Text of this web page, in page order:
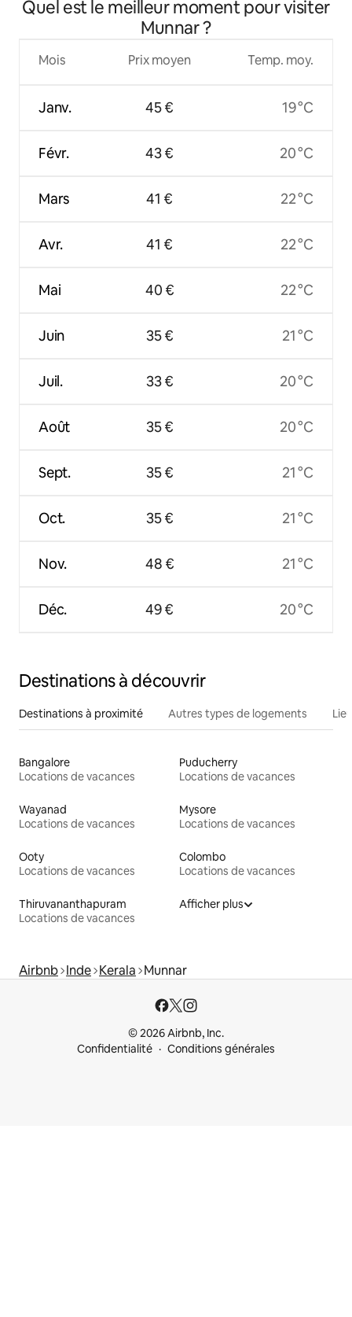
Quel est le meilleur moment pour visiter
Munnar ?
Mois
Janv.
Févr.
Mars
Avr.
Mai
Juin
Juil.
Août
Sept.
Oct.
Nov.
Déc.
Prix moyen
45 €
43 €
41 €
41 €
40 €
35 €
33 €
35 €
35 €
35 €
48 €
49 €
Temp. moy.
19 °C
20 °C
22 °C
22 °C
22 °C
21 °C
20 °C
20 °C
21 °C
21 °C
21 °C
20 °C
Destinations à découvrir
Destinations à proximité Autres types de logements
Bangalore
Locations de vacances
Puducherry
Locations de vacances
Wayanad
Locations de vacances
Mysore
Locations de vacances
Ooty
Locations de vacances
Colombo
Locations de vacances
Thiruvananthapuram
Locations de vacances
Afficher plus
Airbnb Inde Kerala Munnar
© 2026 Airbnb, Inc.
Confidentialité
Conditions générales